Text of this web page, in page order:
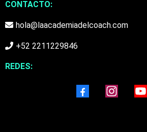
CONTACTO:
hola@laacademiadelcoach.com
+52 2211229846
REDES: